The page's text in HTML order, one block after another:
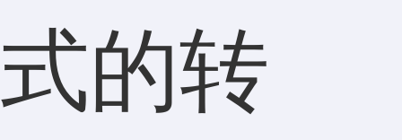
式的转